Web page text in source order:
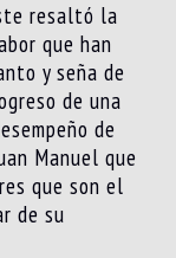
resaltó la
que han
y seña de
de una
de
Manuel que
que son el
de su